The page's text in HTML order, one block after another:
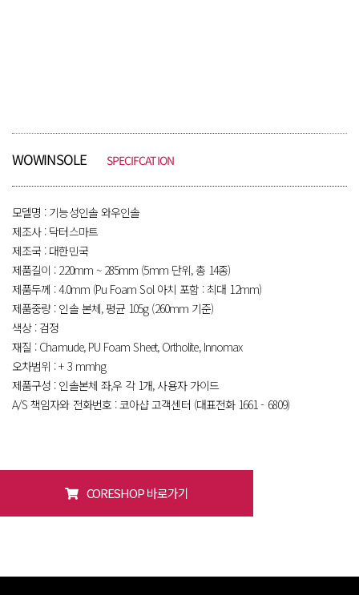
WOWINSOLE SPECIFCATION
모델명 : 기능성인솔 와우인솔
제조사 : 닥터스마트
제조국 : 대한민국
제품길이 : 220mm ~ 285mm (5mm 단위, 총 14종)
제품두께 : 4.0mm (Pu Foam Sol 아치 포함 : 최대 12mm)
제품중량 : 인솔 본체, 평균 105g (260mm 기준)
색상 : 검정
재질 : Chamude, PU Foam Sheet, Ortholite, Innomax
오차범위 : + 3 mmhg
제품구성 : 인솔본체 좌,우 각 1개, 사용자 가이드
A/S 책임자와 전화번호 : 코아샵 고객센터 (대표전화 1661 - 6809)
CORESHOP 바로가기